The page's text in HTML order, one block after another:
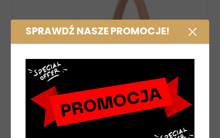
SPRAWDŹ NASZE PROMOCJE!